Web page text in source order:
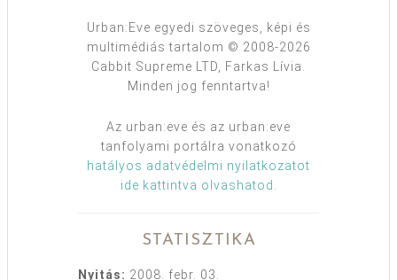
Urban:Eve egyedi szöveges, képi és
multimédiás tartalom © 2008-2026
Cabbit Supreme LTD, Farkas Lívia.
Minden jog fenntartva!
Az urban:eve és az urban:eve
tanfolyami portálra vonatkozó
hatályos adatvédelmi nyilatkozatot
ide kattintva olvashatod
STATISZTIKA
Nyitás: 2008. febr. 03.